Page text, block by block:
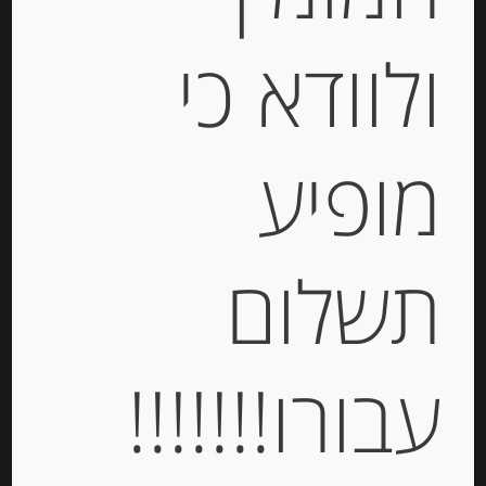
קוניטוס הוואנה אריזת מיקס, ציפוי
Havanna Havannets
₪
135.00
מחיר ל 100 גרם: 29.60 ש"ח
ולוודא כי
מופיע
תשלום
עבורו!!!!!!!